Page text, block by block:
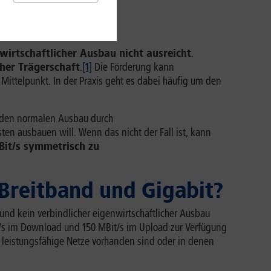
Ausbau nicht ausreicht.
Trägerschaft.[1] Die Förderung kann
In der Praxis geht es dabei häufig um den
normalen Ausbau durch
ausbauen will. Wenn das nicht der Fall ist, kann
s symmetrisch zu
und Gigabit?
kein verbindlicher eigenwirtschaftlicher Ausbau
Download und 150 MBit/s im Upload zur Verfügung
Netze vorhanden sind oder in denen